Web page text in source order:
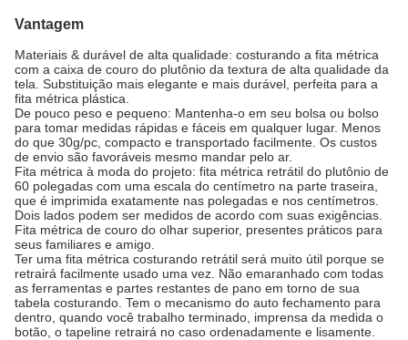
Vantagem
Materiais & durável de alta qualidade: costurando a fita métrica
com a caixa de couro do plutônio da textura de alta qualidade da
tela. Substituição mais elegante e mais durável, perfeita para a
fita métrica plástica.
De pouco peso e pequeno: Mantenha-o em seu bolsa ou bolso
para tomar medidas rápidas e fáceis em qualquer lugar. Menos
do que 30g/pc, compacto e transportado facilmente. Os custos
de envio são favoráveis mesmo mandar pelo ar.
Fita métrica à moda do projeto: fita métrica retrátil do plutônio de
60 polegadas com uma escala do centímetro na parte traseira,
que é imprimida exatamente nas polegadas e nos centímetros.
Dois lados podem ser medidos de acordo com suas exigências.
Fita métrica de couro do olhar superior, presentes práticos para
seus familiares e amigo.
Ter uma fita métrica costurando retrátil será muito útil porque se
retrairá facilmente usado uma vez. Não emaranhado com todas
as ferramentas e partes restantes de pano em torno de sua
tabela costurando. Tem o mecanismo do auto fechamento para
dentro, quando você trabalho terminado, imprensa da medida o
botão, o tapeline retrairá no caso ordenadamente e lisamente.